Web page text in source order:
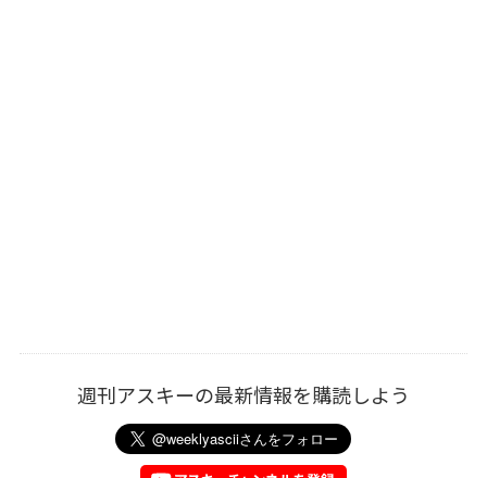
週刊アスキーの最新情報を購読しよう